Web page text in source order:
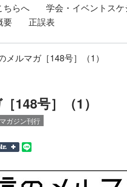
ちらへ 学会・イベントス
要 正誤表
メルマガ［148号］（1）
148号］（1）
ガジン刊行